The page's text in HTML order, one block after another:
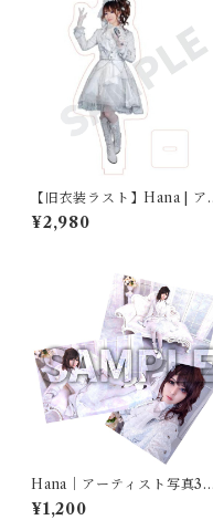
【旧衣装ラスト】Hana | ア
リルスタンド
¥2,980
Hana｜アーティスト写真3枚
セット
¥1,200